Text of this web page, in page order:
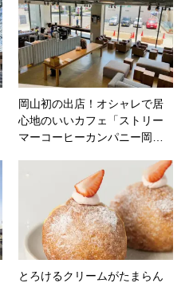
岡山初の出店！オシャレで居
心地のいいカフェ「ストリー
マーコーヒーカンパニー岡…
とろけるクリームがたまらん